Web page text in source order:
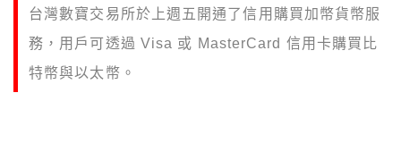
台灣數寶交易所於上週五開通了信用購買加幣貨幣服
務，用戶可透過 Visa 或 MasterCard 信用卡購買比
特幣與以太幣。